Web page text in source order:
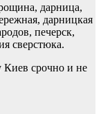
дарница,
дарницкая
печерск,
сверстюка.
Киев срочно и не